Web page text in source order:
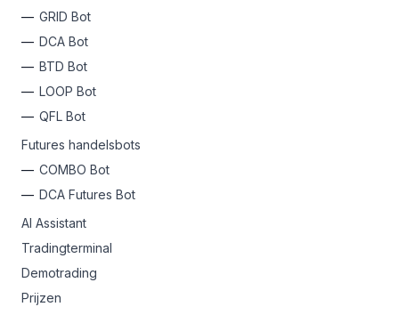
GRID Bot
DCA Bot
BTD Bot
LOOP Bot
QFL Bot
Futures handelsbots
COMBO Bot
DCA Futures Bot
AI Assistant
Tradingterminal
Demotrading
Prijzen